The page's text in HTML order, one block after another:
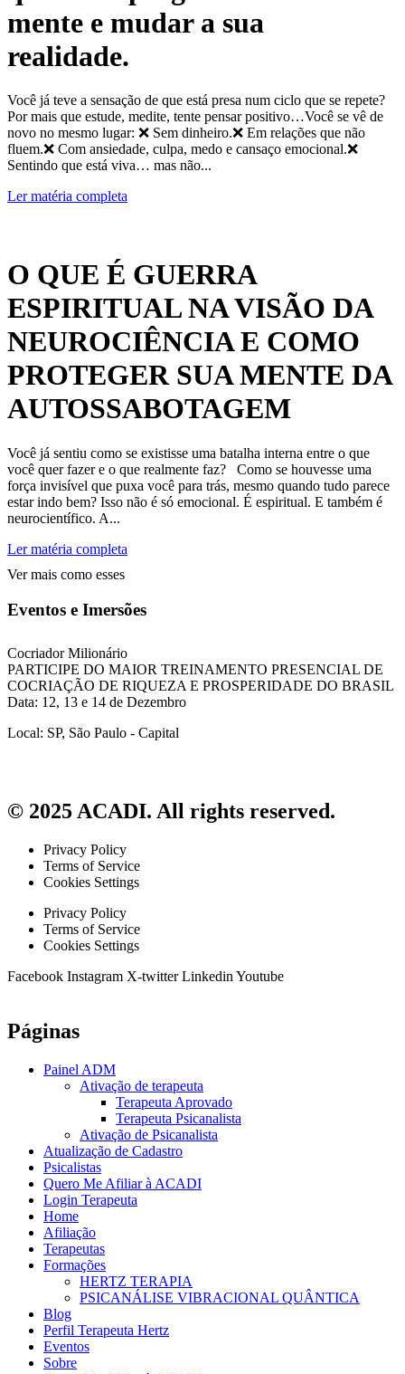
mente e mudar a sua
realidade.
Você já teve a sensação de que está presa num ciclo que se repete?
Por mais que estude, medite, tente pensar positivo…Você se vê de
novo no mesmo lugar: ❌ Sem dinheiro.❌ Em relações que não
fluem.❌ Com ansiedade, culpa, medo e cansaço emocional.❌
Sentindo que está viva… mas não...
Ler matéria completa
O QUE É GUERRA
ESPIRITUAL NA VISÃO DA
NEUROCIÊNCIA E COMO
PROTEGER SUA MENTE DA
AUTOSSABOTAGEM
Você já sentiu como se existisse uma batalha interna entre o que
você quer fazer e o que realmente faz? Como se houvesse uma
força invisível que puxa você para trás, mesmo quando tudo parece
estar indo bem? Isso não é só emocional. É espiritual. E também é
neurocientífico. A...
Ler matéria completa
Ver mais como esses
Eventos e Imersões
Cocriador Milionário
PARTICIPE DO MAIOR TREINAMENTO PRESENCIAL DE
COCRIAÇÃO DE RIQUEZA E PROSPERIDADE DO BRASIL
Data: 12, 13 e 14 de Dezembro
Local: SP, São Paulo - Capital
© 2025 ACADI. All rights reserved.
Privacy Policy
Terms of Service
Cookies Settings
Privacy Policy
Terms of Service
Cookies Settings
Facebook Instagram X-twitter Linkedin Youtube
Páginas
Painel ADM
Ativação de terapeuta
Terapeuta Aprovado
Terapeuta Psicanalista
Ativação de Psicanalista
Atualização de Cadastro
Psicalistas
Quero Me Afiliar à ACADI
Login Terapeuta
Home
Afiliação
Terapeutas
Formações
HERTZ TERAPIA
PSICANÁLISE VIBRACIONAL QUÂNTICA
Blog
Perfil Terapeuta Hertz
Eventos
Sobre